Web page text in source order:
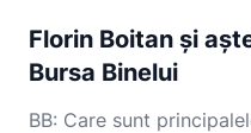
Florin Boitan și
Bursa Binelui
BB: Care sunt